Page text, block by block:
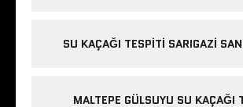
SU KAÇAĞI TESPITI SARIGAZI
MALTEPE GÜLSUYU SU KAÇAĞI